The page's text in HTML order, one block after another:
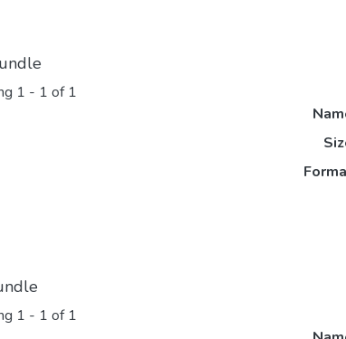
1 - 1 of 1
1 - 1 of 1